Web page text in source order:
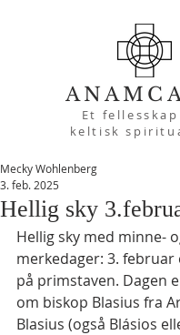
Et
keltisk
Hellig sky
Mecky Wohlenberg
3. feb. 2025
Hellig sky med minne-
merkedager: 3. februar
på primstaven. Dagen
om biskop Blasius fra
Blasius (også Blásios